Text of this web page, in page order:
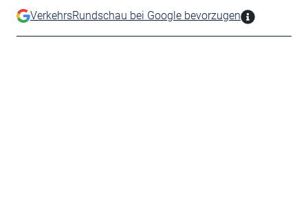
VerkehrsRundschau bei Google bevorzugen